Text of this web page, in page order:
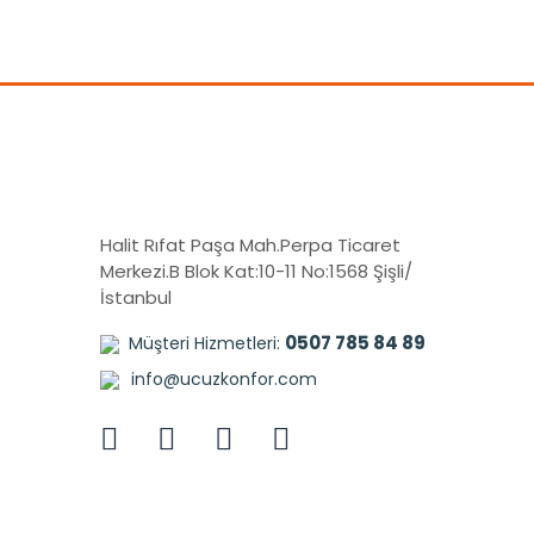
Halit Rıfat Paşa Mah.Perpa Ticaret
Merkezi.B Blok Kat:10-11 No:1568 Şişli/
İstanbul
Müşteri Hizmetleri: 0507 785 84 89
info@ucuzkonfor.com